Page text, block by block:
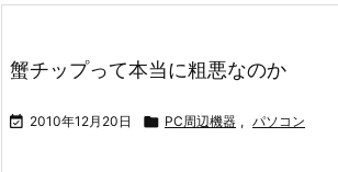
蟹チップって本当に粗悪なのか
 2010年12月20日  PC周辺機器 , パソコン